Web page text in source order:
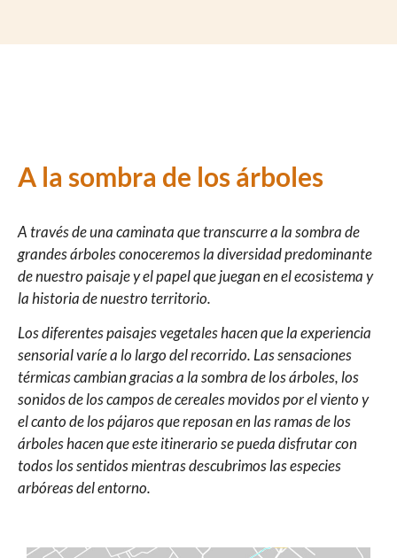
A la sombra de los árboles
A través de una caminata que transcurre a la sombra de
grandes árboles conoceremos la diversidad predominante
de nuestro paisaje y el papel que juegan en el ecosistema y
la historia de nuestro territorio.
Los diferentes paisajes vegetales hacen que la experiencia
sensorial varíe a lo largo del recorrido. Las sensaciones
térmicas cambian gracias a la sombra de los árboles, los
sonidos de los campos de cereales movidos por el viento y
el canto de los pájaros que reposan en las ramas de los
árboles hacen que este itinerario se pueda disfrutar con
todos los sentidos mientras descubrimos las especies
arbóreas del entorno.